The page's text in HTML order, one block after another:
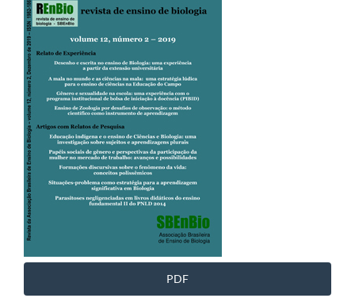
lateral
de
artigos
PDF